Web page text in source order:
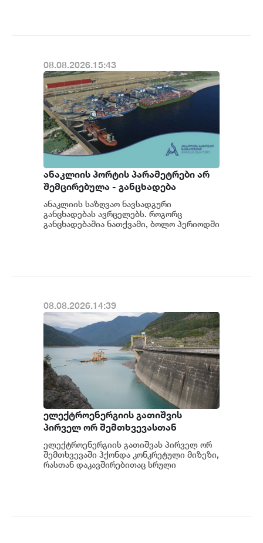
08.08.2026.15:43
ანაკლიის პორტის პარამეტრები არ
შემცირებულა - განცხადება
ანაკლიის საზღვაო ნავსადგური
განცხადებას ავრცელებს. როგორც
განცხადებაშია ნათქვამი, ბოლო პერიოდში
08.08.2026.14:39
ელექტროენერგიის გათიშვის
პირველ ორ შემთხვევასთან
დაკავშირებით სუს-ში წარიმართება
გამოძიება და ინფორმაციას
მოგვიანებით დეტალურად
ელექტროენერგიის გათიშვას პირველ ორ
შემთხვევაში ჰქონდა კონკრეტული მიზეზი,
რასთან დაკავშირებითაც სრული